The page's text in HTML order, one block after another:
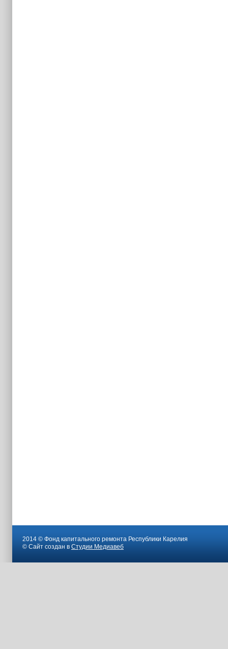
2014 © Фонд капитального ремонта Республики Карелия
© Сайт создан в Студии Медиавеб